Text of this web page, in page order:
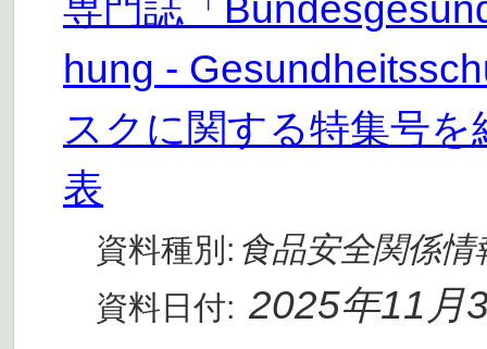
専門誌「
hung -
スクに関する特集号
表
資料種別: 食品安全関係情
資料日付: 2025年11月